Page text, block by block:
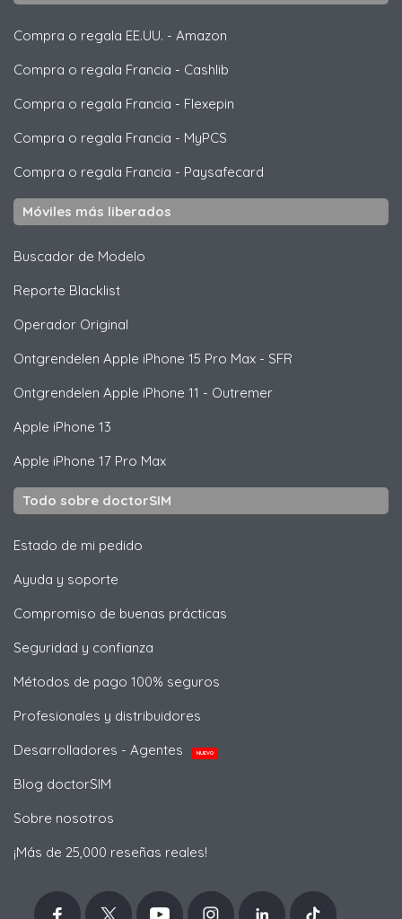
Compra o regala EE.UU. - Amazon
Compra o regala Francia - Cashlib
Compra o regala Francia - Flexepin
Compra o regala Francia - MyPCS
Compra o regala Francia - Paysafecard
Móviles más liberados
Buscador de Modelo
Reporte Blacklist
Operador Original
Ontgrendelen Apple iPhone 15 Pro Max - SFR
Ontgrendelen Apple iPhone 11 - Outremer
Apple iPhone 13
Apple iPhone 17 Pro Max
Todo sobre doctorSIM
Estado de mi pedido
Ayuda y soporte
Compromiso de buenas prácticas
Seguridad y confianza
Métodos de pago 100% seguros
Profesionales y distribuidores
Desarrolladores - Agentes
NUEVO
Blog doctorSIM
Sobre nosotros
¡Más de 25,000 reseñas reales!